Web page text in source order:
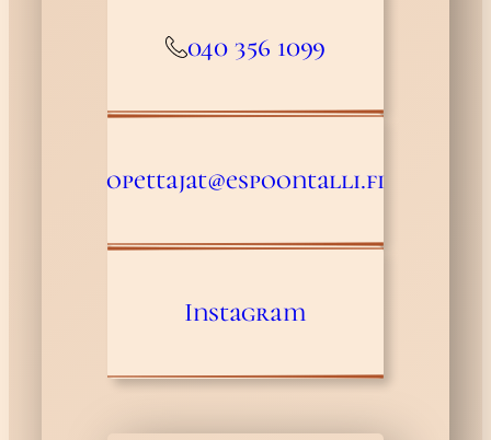
040 356 1099
opettajat@espoontalli.fi
Instagram